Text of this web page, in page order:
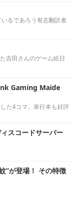
るであろう有志翻訳者
吉田さんのゲーム絵日
Gaming Maide
た4コマ。単行本も好評
スコードサーバー
”が登場！ その特徴